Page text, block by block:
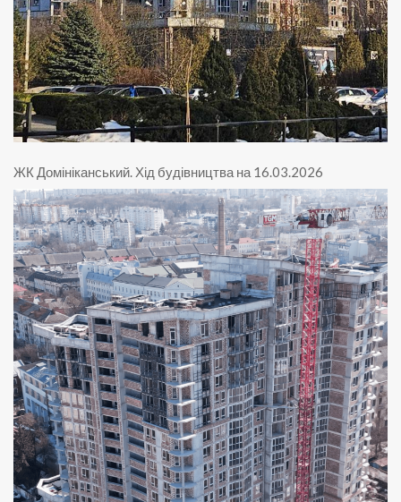
ЖК Домініканський. Хід будівництва на 16.03.2026